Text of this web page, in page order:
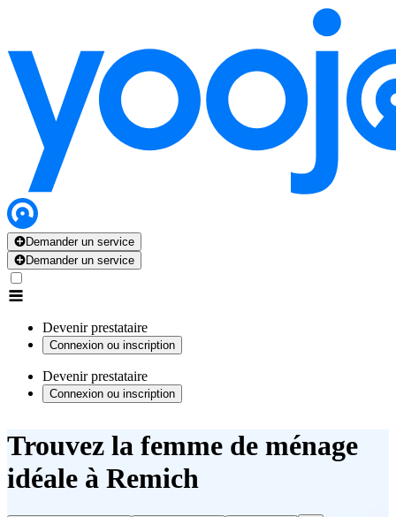
Demander un service
Demander un service
Devenir prestataire
Connexion ou inscription
Devenir prestataire
Connexion ou inscription
Trouvez la femme de ménage
idéale à Remich